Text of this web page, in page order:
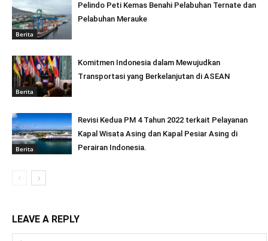
Berita
Pelindo Peti Kemas Benahi Pelabuhan Ternate dan
Pelabuhan Merauke
Berita
Komitmen Indonesia dalam Mewujudkan
Transportasi yang Berkelanjutan di ASEAN
Berita
Revisi Kedua PM 4 Tahun 2022 terkait Pelayanan
Kapal Wisata Asing dan Kapal Pesiar Asing di
Perairan Indonesia.
LEAVE A REPLY